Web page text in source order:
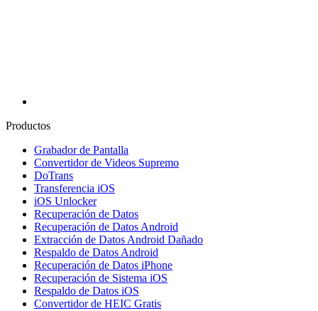
Productos
Grabador de Pantalla
Convertidor de Videos Supremo
DoTrans
Transferencia iOS
iOS Unlocker
Recuperación de Datos
Recuperación de Datos Android
Extracción de Datos Android Dañado
Respaldo de Datos Android
Recuperación de Datos iPhone
Recuperación de Sistema iOS
Respaldo de Datos iOS
Convertidor de HEIC Gratis